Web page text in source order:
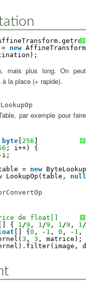
?
new
mais plus long. On peut
à la place (+ rapide).
LookupOp
par exemple pour faire
?
byte[ 256 ]
; i++) {
i;
= new
LookupOp(table, null
?
de float[]
[] { 1 /9 , 1 /9 , 1 /9 , 1 /
[] {0 , - 1 , 0 , - 1 ,
3 , 3 , matrice);